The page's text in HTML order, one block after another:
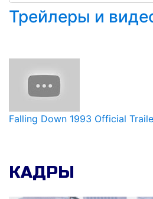
Трейлеры и
Falling Down 1993 Official
КАДРЫ